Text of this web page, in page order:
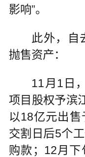
影响”。
此外，自
抛售资产：
11月1日
项目股权予滨
以18亿元出
交割日后5个
购款；12月